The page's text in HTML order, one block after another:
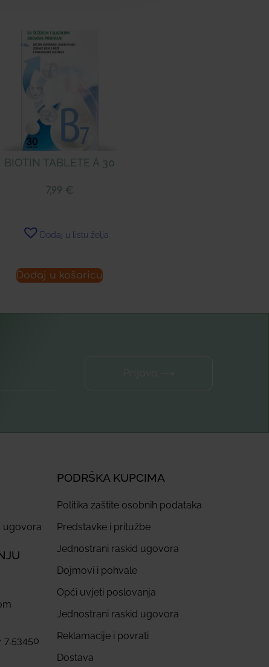
BIOTIN TABLETE Á 30
7,99 €
Dodaj u listu želja
Dodaj u košaricu
ugovora
7,53450
PODRŠKA KUPCIMA
Politika zaštite osobnih podataka
Predstavke i pritužbe
Jednostrani raskid ugovora
Dojmovi i pohvale
Opći uvjeti poslovanja
Jednostrani raskid ugovora
Reklamacije i povrati
Dostava